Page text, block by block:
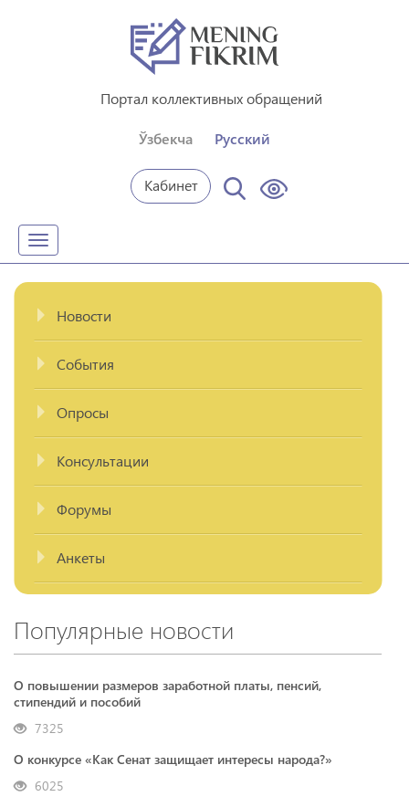
Портал коллективных обращений
Ўзбекча Русский
Кабинет
Toggle
navigation
Новости
События
Опросы
Консультации
Форумы
Анкеты
Популярные новости
О повышении размеров заработной платы, пенсий,
стипендий и пособий
7325
О конкурсе «Как Сенат защищает интересы народа?»
6025